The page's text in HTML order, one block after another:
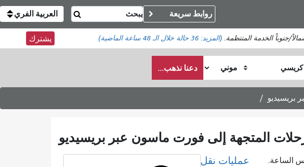
روابط سريعة العربية الفري
جنوباً الخدمة المنتظمة. (المزيد:36 حالة خلال الـ 48 ساعة الماضية) يشترك
النهاية
كيف
أرغب
في
السفر
دعنا نذهب...
عمليات نقل